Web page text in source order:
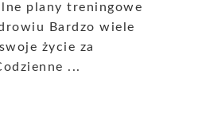
plany treningowe
Bardzo wiele
życie za
...